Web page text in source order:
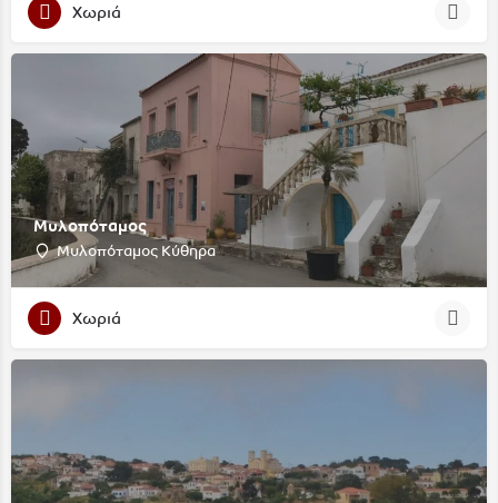
Χωριά
Μυλοπόταμος
Μυλοπόταμος Κύθηρα
Χωριά